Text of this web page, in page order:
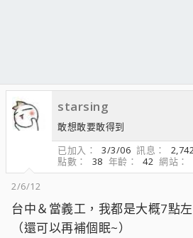
starsing
敢想敢要敢得到
已加入
3/3/06 訊息
點數
38 年齡 42 網站
2/6/12
台中＆當義工，我都是大概7點
（還可以再補個眠~）